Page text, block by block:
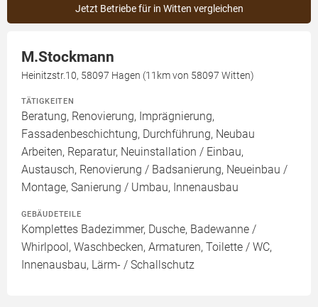
Jetzt Betriebe für in Witten vergleichen
M.Stockmann
Heinitzstr.10, 58097 Hagen (11km von 58097 Witten)
TÄTIGKEITEN
Beratung, Renovierung, Imprägnierung,
Fassadenbeschichtung, Durchführung, Neubau
Arbeiten, Reparatur, Neuinstallation / Einbau,
Austausch, Renovierung / Badsanierung, Neueinbau /
Montage, Sanierung / Umbau, Innenausbau
GEBÄUDETEILE
Komplettes Badezimmer, Dusche, Badewanne /
Whirlpool, Waschbecken, Armaturen, Toilette / WC,
Innenausbau, Lärm- / Schallschutz